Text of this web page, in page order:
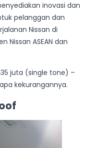
inovasi dan
pelanggan dan
Nissan di
Nissan ASEAN dan
juta (single tone) –
kekurangannya.